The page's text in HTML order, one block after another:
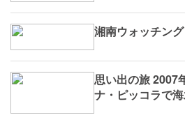
湘南ウォッチング
思い出の旅 2007
ナ・ピッコラで海